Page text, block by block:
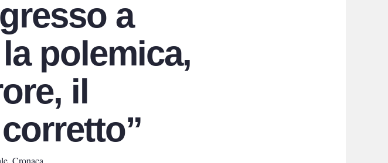
a
polemica,
il
, Cronaca